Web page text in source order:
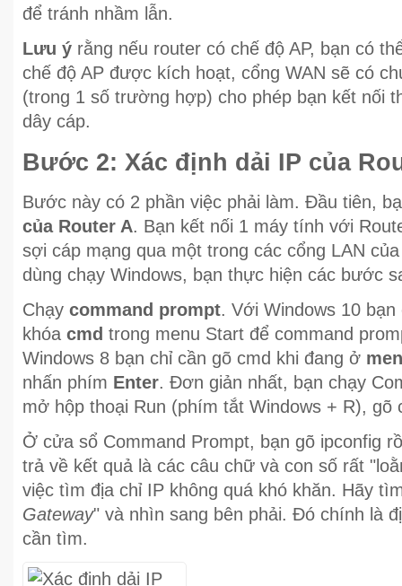
để tránh nhầm lẫn.
Lưu ý rằng nếu router có chế độ AP, bạn có
chế độ AP được kích hoạt, cổng WAN sẽ có
(trong 1 số trường hợp) cho phép bạn kết nối
dây cáp.
Bước 2: Xác định dải IP của
Bước này có 2 phần việc phải làm. Đầu tiên,
của Router A. Bạn kết nối 1 máy tính với
sợi cáp mạng qua một trong các cổng LAN
dùng chạy Windows, bạn thực hiện các bước
Chạy command prompt. Với Windows 10
khóa cmd trong menu Start để command
Windows 8 bạn chỉ cần gõ cmd khi đang ở
nhấn phím Enter. Đơn giản nhất, bạn chạy
mở hộp thoại Run (phím tắt Windows + R), gõ
Ở cửa sổ Command Prompt, bạn gõ ipconfig
trả về kết quả là các câu chữ và con số rất
việc tìm địa chỉ IP không quá khó khăn. Hãy
Gateway" và nhìn sang bên phải. Đó chính là
cần tìm.